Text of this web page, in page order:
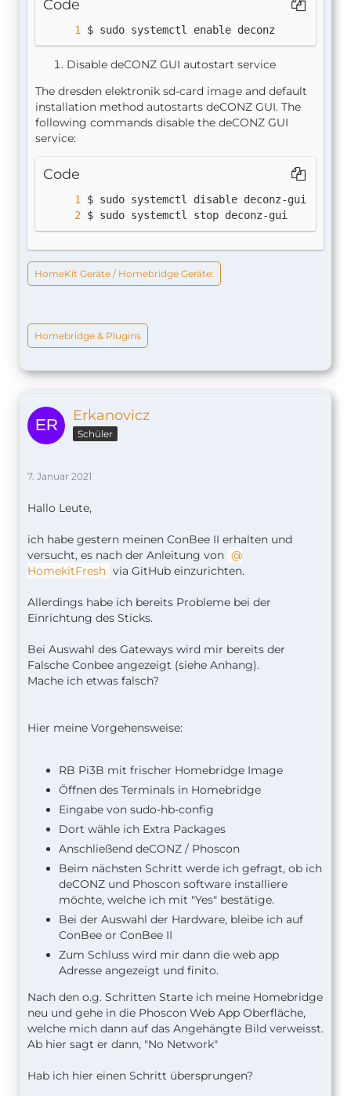
Code
$ sudo systemctl enable deconz
Disable deCONZ GUI autostart service
The dresden elektronik sd-card image and default
installation method autostarts deCONZ GUI. The
following commands disable the deCONZ GUI
service:
Code
$ sudo systemctl stop deconz-gui
HomeKit Geräte / Homebridge Geräte:
Homebridge & Plugins
Erkanovicz
Schüler
7. Januar 2021
Hallo Leute,
ich habe gestern meinen ConBee II erhalten und
versucht, es nach der Anleitung von
HomekitFresh via GitHub einzurichten.
Allerdings habe ich bereits Probleme bei der
Einrichtung des Sticks.
Bei Auswahl des Gateways wird mir bereits der
Falsche Conbee angezeigt (siehe Anhang).
Mache ich etwas falsch?
Hier meine Vorgehensweise:
RB Pi3B mit frischer Homebridge Image
Öffnen des Terminals in Homebridge
Eingabe von sudo-hb-config
Dort wähle ich Extra Packages
Anschließend deCONZ / Phoscon
Beim nächsten Schritt werde ich gefragt, ob ich
deCONZ und Phoscon software installiere
möchte, welche ich mit "Yes" bestätige.
Bei der Auswahl der Hardware, bleibe ich auf
ConBee or ConBee II
Zum Schluss wird mir dann die web app
Adresse angezeigt und finito.
Nach den o.g. Schritten Starte ich meine Homebridge
neu und gehe in die Phoscon Web App Oberfläche,
welche mich dann auf das Angehängte Bild verweisst.
Ab hier sagt er dann, "No Network"
Hab ich hier einen Schritt übersprungen?